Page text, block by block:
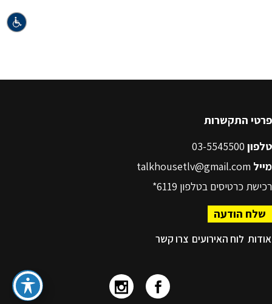
פרטי התקשרות
טלפון
מייל talkhousetlv@gmail.com
רכישת כרטיסים בטלפון 6119*
שלח הודעה
אודות לוח האירועים צרו קשר